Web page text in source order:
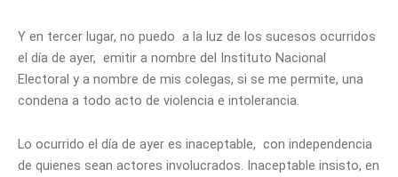
Y en tercer lugar, no puedo a la luz de los sucesos ocurridos
el día de ayer, emitir a nombre del Instituto Nacional
Electoral y a nombre de mis colegas, si se me permite, una
condena a todo acto de violencia e intolerancia.
Lo ocurrido el día de ayer es inaceptable, con independencia
de quienes sean actores involucrados. Inaceptable insisto, en